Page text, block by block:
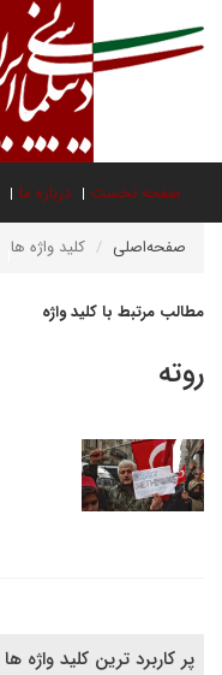
صفحه نخست درباره ما
صفحه‌اصلی کلید واژه ها
مطالب مرتبط با کلید واژه
روته
پر کاربرد ترین کلید واژه ها